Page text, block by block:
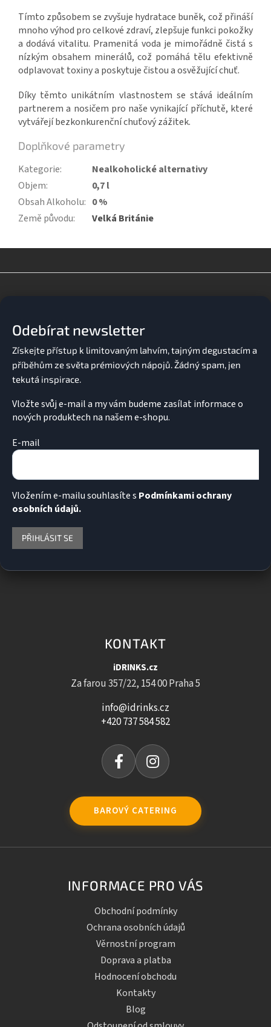
Tímto způsobem se zvyšuje hydratace buněk, což přináší
mnoho výhod pro celkové zdraví, zlepšuje funkci pokožky
a dodává vitalitu. Pramenitá voda je mimořádně čistá s
nízkým obsahem minerálů, což pomáhá tělu efektivně
odplavovat toxiny a poskytuje čistou a osvěžující chuť.
Díky těmto unikátním vlastnostem se stává ideálním
partnerem a nosičem pro naše vynikající příchutě, které
vytvářejí bezkonkurenční chuťový zážitek.
Doplňkové parametry
Kategorie:
Nealkoholické alternativy
Objem:
0,7 l
Obsah Alkoholu: 0 %
Země původu: Velká Británie
Odebírat newsletter
Vložte svůj e-mail a my vám budeme zasílat informace o
nových produktech na našem e-shopu.
E-mail
Vložením e-mailu souhlasíte s Podmínkami ochrany
osobních údajů.
PŘIHLÁSIT SE
KONTAKT
iDRINKS.cz
Za farou 357/22, 154 00 Praha 5
info@idrinks.cz
+420 737 584 582
BAROVÝ CATERING
INFORMACE PRO VÁS
Obchodní podmínky
Ochrana osobních údajů
Věrnostní program
Doprava a platba
Hodnocení obchodu
Kontakty
Blog